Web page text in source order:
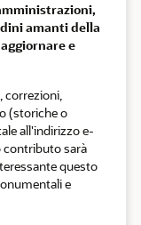
amanti della
e
correzioni,
(storiche o
all'indirizzo e-
contributo sarà
questo
e